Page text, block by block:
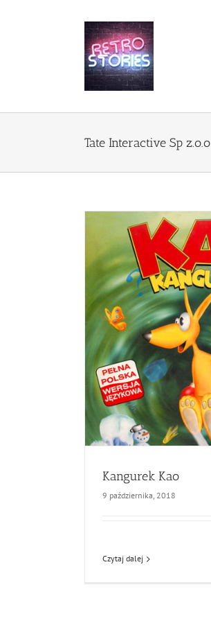
Tate Interactive Sp z.o.o
Kangurek Kao
9 października, 2018
Czytaj dalej